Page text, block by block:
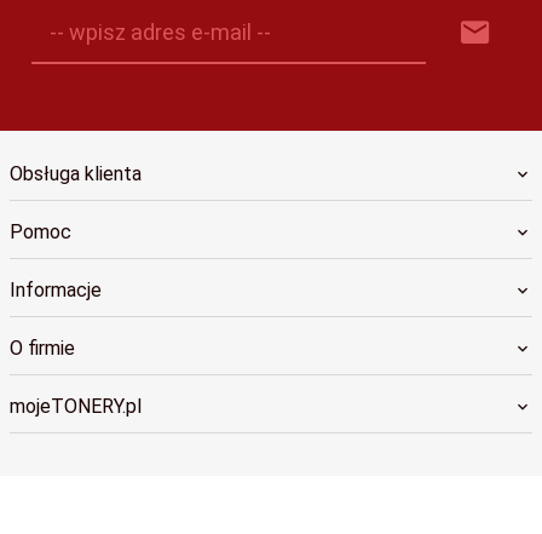
-- wpisz adres e-mail --
Obsługa klienta
Pomoc
Informacje
O firmie
mojeTONERY.pl